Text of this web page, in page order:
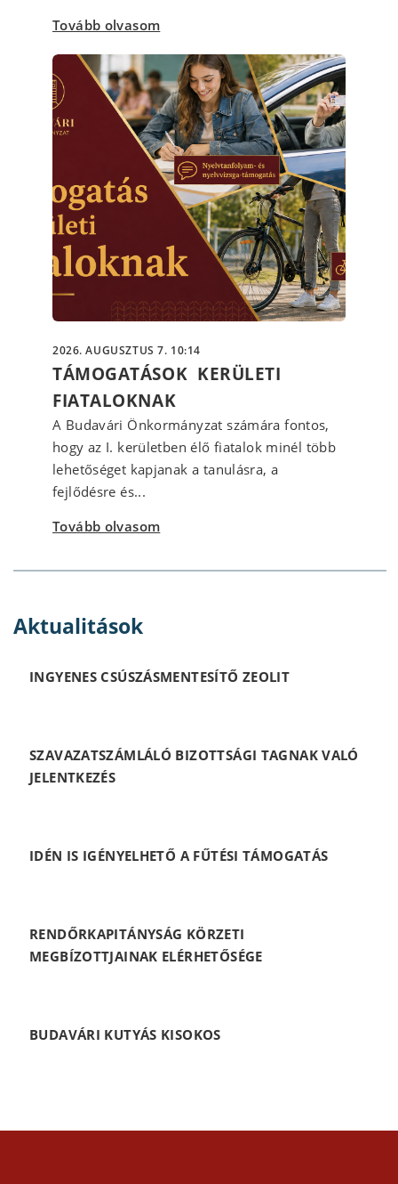
Tovább olvasom
2026. AUGUSZTUS 7. 10:14
TÁMOGATÁSOK KERÜLETI
FIATALOKNAK
A Budavári Önkormányzat számára fontos,
hogy az I. kerületben élő fiatalok minél több
lehetőséget kapjanak a tanulásra, a
fejlődésre és...
Tovább olvasom
Aktualitások
INGYENES CSÚSZÁSMENTESÍTŐ ZEOLIT
SZAVAZATSZÁMLÁLÓ BIZOTTSÁGI TAGNAK VALÓ
JELENTKEZÉS
IDÉN IS IGÉNYELHETŐ A FŰTÉSI TÁMOGATÁS
RENDŐRKAPITÁNYSÁG KÖRZETI
MEGBÍZOTTJAINAK ELÉRHETŐSÉGE
BUDAVÁRI KUTYÁS KISOKOS